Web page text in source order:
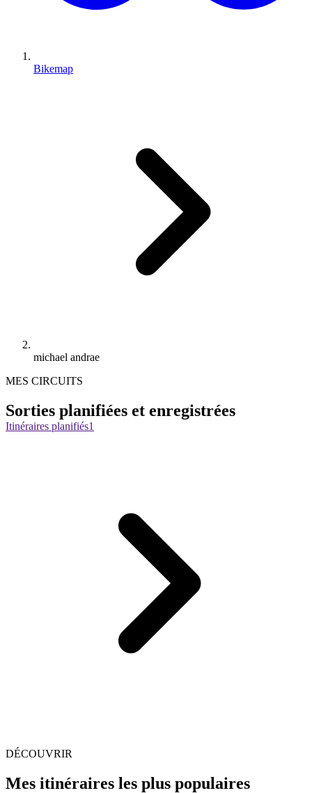
Bikemap
michael andrae
MES CIRCUITS
Sorties planifiées et enregistrées
Itinéraires planifiés1
DÉCOUVRIR
Mes itinéraires les plus populaires